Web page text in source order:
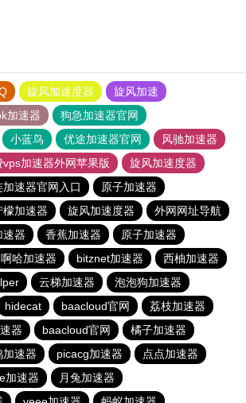
旋风加速度器
旋风加速
加速器
狗急加速器官网
小蓝鸟 优途加速器官网
风驰加速器
vps加速器外网苹果版
旋风加速度器
加速器官网入口
原子加速器
檬加速器 旋风加速度器
外网网址导航
速器 香蕉加速器
原子加速器
啊哈加速器 bitznet加速器
西柚加速器
云梯加速器
泡泡狗加速器
hidecat baacloud官网
荔枝加速器
器 baacloud官网
橘子加速器
加速器 picacg加速器
点点加速器
加速器
月兔加速器